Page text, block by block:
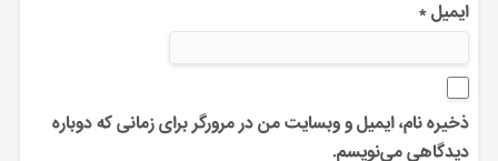
ایمیل*
ذخیره نام، ایمیل و وبسایت من در مرورگر برای زمانی که دوباره
دیدگاهی می‌نویسم.